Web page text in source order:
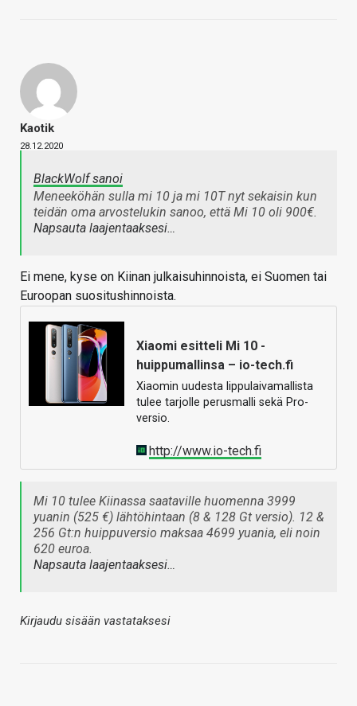
Kaotik
28.12.2020
BlackWolf sanoi
Meneeköhän sulla mi 10 ja mi 10T nyt sekaisin kun
teidän oma arvostelukin sanoo, että Mi 10 oli 900€.
Napsauta laajentaaksesi…
Ei mene, kyse on Kiinan julkaisuhinnoista, ei Suomen tai
Euroopan suositushinnoista.
Xiaomi esitteli Mi 10 -
huippumallinsa – io-tech.fi
Xiaomin uudesta lippulaivamallista
tulee tarjolle perusmalli sekä Pro-
versio.
http://www.io-tech.fi
Mi 10 tulee Kiinassa saataville huomenna 3999
yuanin (525 €) lähtöhintaan (8 & 128 Gt versio). 12 &
256 Gt:n huippuversio maksaa 4699 yuania, eli noin
620 euroa.
Napsauta laajentaaksesi…
Kirjaudu sisään vastataksesi